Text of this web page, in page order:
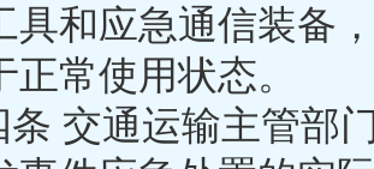
具和应急通信装备
正常使用状态
交通运输主管部